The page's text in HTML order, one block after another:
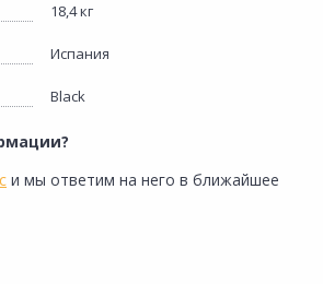
18,4 кг
Испания
Black
и мы ответим на него в ближайшее